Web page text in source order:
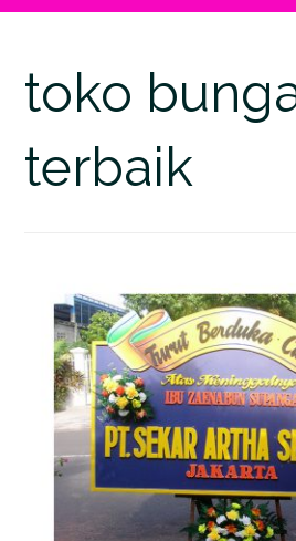
toko
terbaik